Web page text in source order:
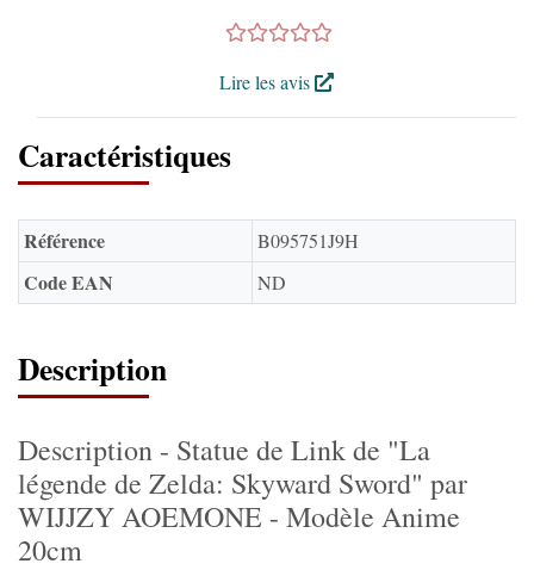
Lire les avis
Caractéristiques
Référence B095751J9H
Code EAN ND
Description
Description - Statue de Link de "La
légende de Zelda: Skyward Sword" par
WIJJZY AOEMONE - Modèle Anime
20cm